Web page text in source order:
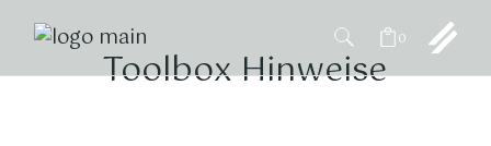
0
Toolbox Hinweise